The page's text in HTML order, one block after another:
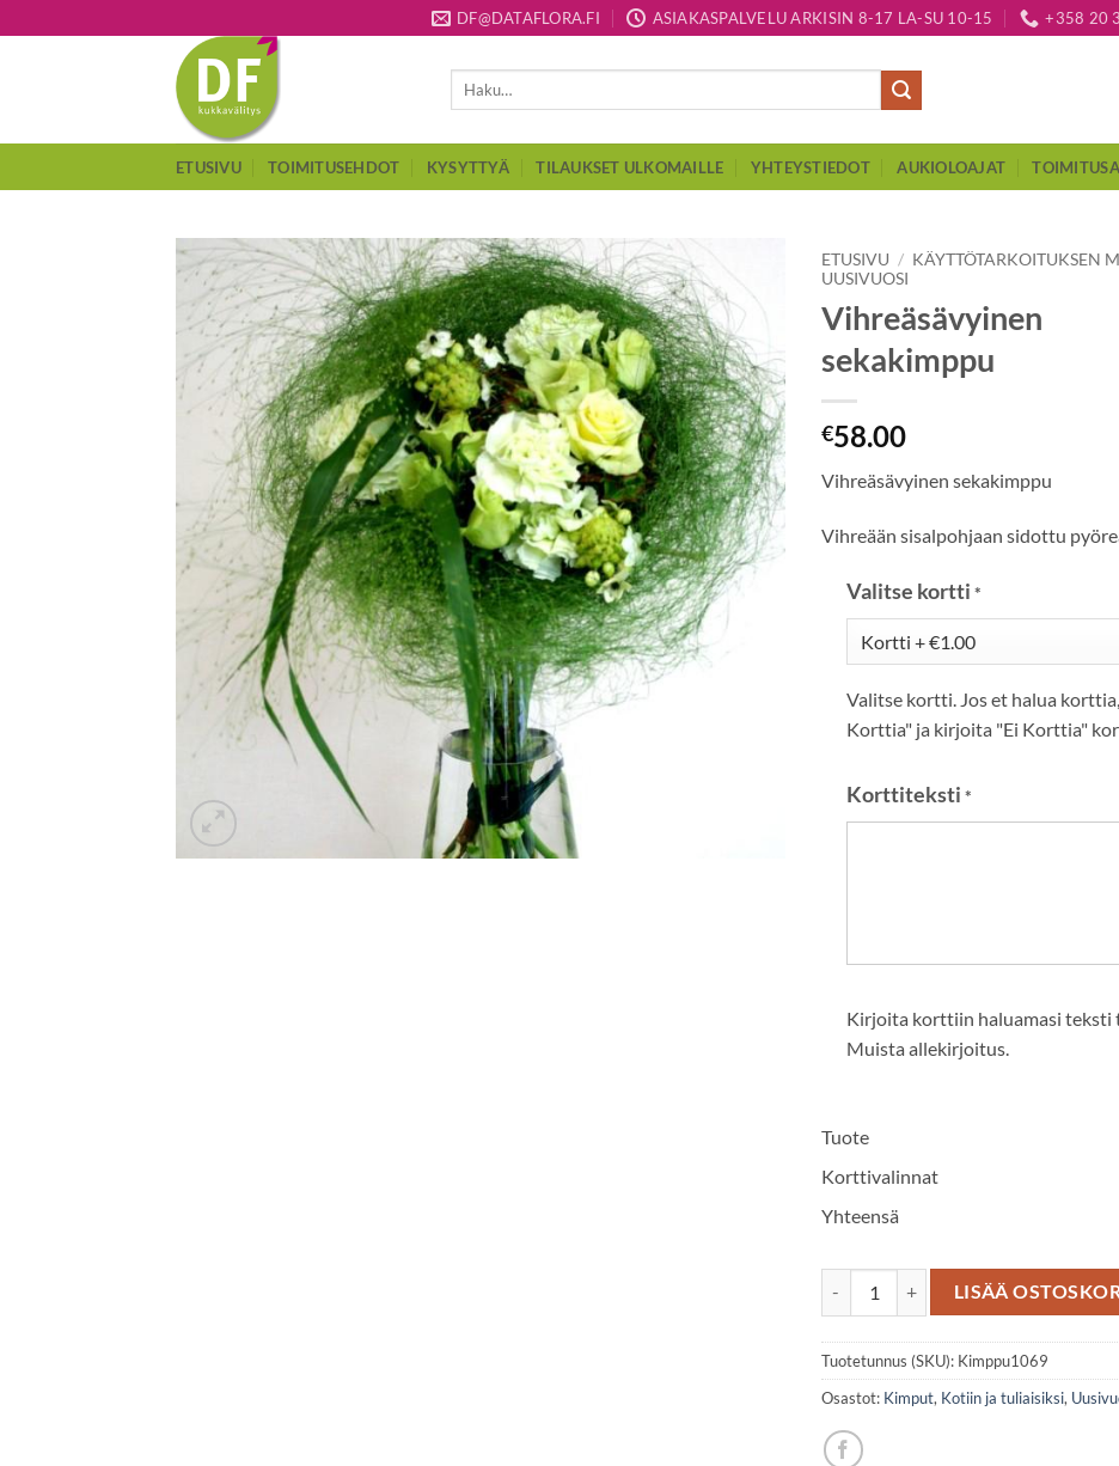
to
DF@DATAFLORA.FI ASIAKASPALVELU ARKISIN 8-17 LA-SU 10-15 +358 20
Etsi:
ETUSIVU TOIMITUSEHDOT KYSYTTYÄ TILAUKSET ULKOMAILLE YHTEYSTIEDOT AUKIOLOAJAT
ETUSIVU / KÄYTTÖTARKOITUKSEN
UUSIVUOSI
Vihreäsävyinen
sekakimppu
€58.00
Vihreäsävyinen sekakimppu
Vihreään sisalpohjaan sidottu
Valitse kortti *
Valitse kortti. Jos et halua
Korttia" ja kirjoita "Ei Korttia"
Korttiteksti *
Kirjoita korttiin haluamasi teksti
Muista allekirjoitus.
Tuote
Korttivalinnat
Yhteensä
Vihreäsävyinen sekakimppu määrä
LISÄÄ
Tuotetunnus (SKU): Kimppu1069
Osastot: Kimput, Kotiin ja tuliaisiksi,